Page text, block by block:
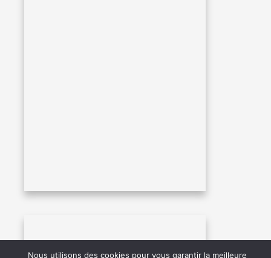
Nous utilisons des cookies pour vous garantir la meilleure